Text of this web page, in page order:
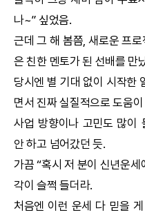
나~” 싶었음.
근데 그 해 봄쯤, 새로운 프
은 친한 멘토가 된 선배를 만
당시엔 별 기대 없이 시작한
면서 진짜 실질적으로 도움
사업 방향이나 고민도 많이
안 하고 넘어갔던 듯.
가끔 “혹시 저 분이 신년운세
각이 슬쩍 들더라.
처음엔 이런 운세 다 믿을